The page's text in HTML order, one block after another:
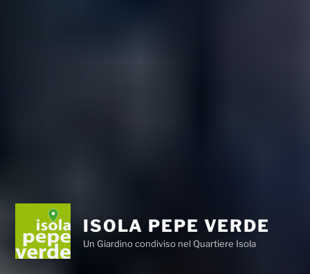
ISOLA PEPE VERDE
Un Giardino condiviso nel Quartiere Isola